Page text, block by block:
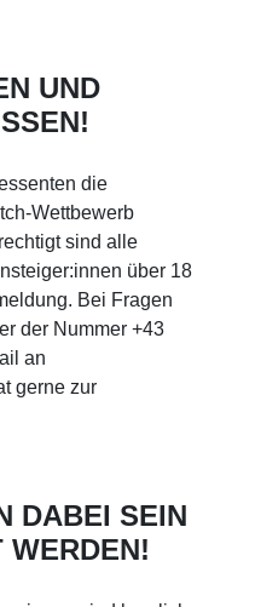
UND
die
Wettbewerb
sind alle
über 18
Bei Fragen
der Nummer +43
an
gerne zur
DABEI SEIN
WERDEN!